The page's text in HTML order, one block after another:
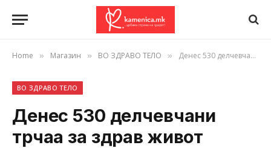
Home » Магазин » ВО ЗДРАВО ТЕЛО » Денес 530 делчевчани трчаа за здрав живот
ВО ЗДРАВО ТЕЛО
Денес 530 делчевчани
трчаа за здрав живот